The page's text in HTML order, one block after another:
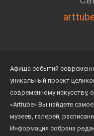
Афиша событий
уникальный проект
современному искусству,
«Arttube» Вы найдете
музеев, галерей,
Информация собрана